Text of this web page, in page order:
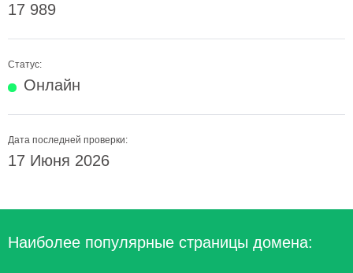
17 989
Статус:
Онлайн
Дата последней проверки:
17 Июня 2026
Наиболее популярные страницы домена: